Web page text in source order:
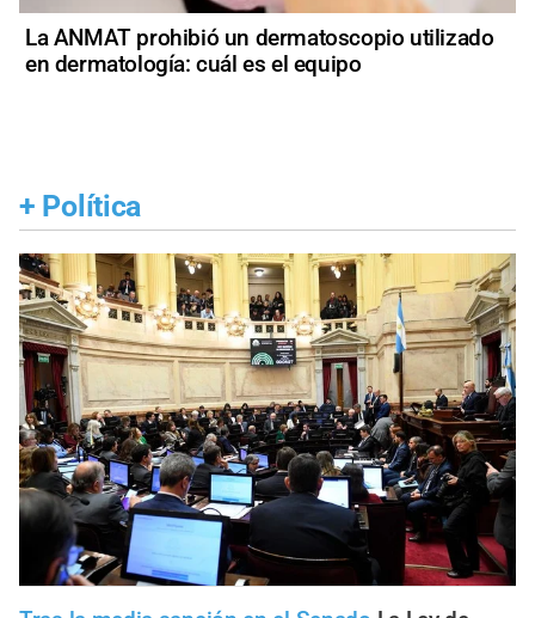
La ANMAT prohibió un dermatoscopio utilizado
en dermatología: cuál es el equipo
+ Política